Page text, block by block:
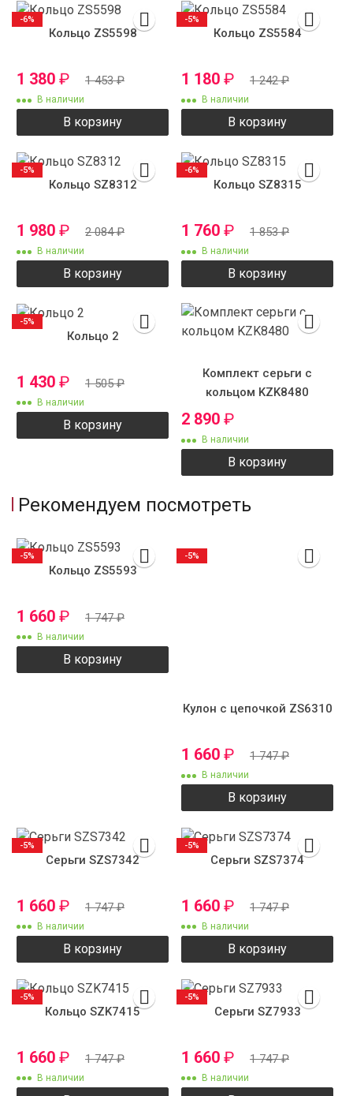
Кольцо ZS5598
1 380 ₽ 1 453₽
В наличии
В корзину
-6%
Кольцо ZS5584
1 180 ₽ 1 242₽
В наличии
В корзину
-5%
Кольцо SZ8312
1 980 ₽ 2 084₽
В наличии
В корзину
-5%
Кольцо SZ8315
1 760 ₽ 1 853₽
В наличии
В корзину
-6%
Кольцо 2
1 430 ₽ 1 505₽
В наличии
В корзину
-5%
Комплект серьги с
кольцом KZK8480
2 890 ₽
В наличии
В корзину
Рекомендуем посмотреть
Кольцо ZS5593
1 660 ₽ 1 747₽
В наличии
В корзину
-5%
Кулон с цепочкой ZS6310
1 660 ₽ 1 747₽
В наличии
В корзину
-5%
Серьги SZS7342
1 660 ₽ 1 747₽
В наличии
В корзину
-5%
Серьги SZS7374
1 660 ₽ 1 747₽
В наличии
В корзину
-5%
Кольцо SZK7415
1 660 ₽ 1 747₽
В наличии
-5%
Серьги SZ7933
1 660 ₽ 1 747₽
В наличии
-5%